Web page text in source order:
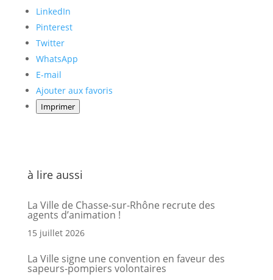
la
publication
AUX
NOUVEAUX
CHASSÈRES
!"
LinkedIn
Pinterest
Twitter
WhatsApp
E-mail
Ajouter aux favoris
Imprimer
à lire aussi
La Ville de Chasse-sur-Rhône recrute des
agents d’animation !
15 juillet 2026
La Ville signe une convention en faveur des
sapeurs-pompiers volontaires